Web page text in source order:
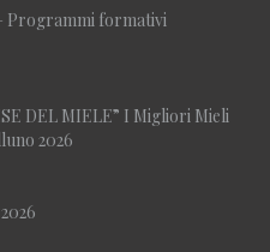
Programmi formativi
DEL MIELE” I Migliori Mieli
2026